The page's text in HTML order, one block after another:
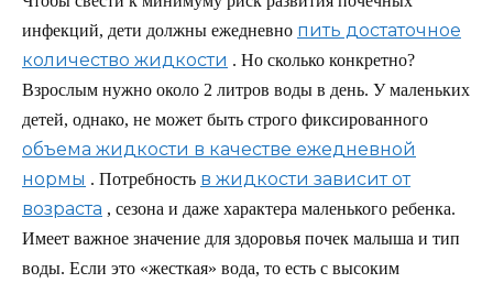
инфекций, дети должны ежедневно пить достаточное
количество жидкости . Но сколько конкретно?
Взрослым нужно около 2 литров воды в день. У маленьких
детей, однако, не может быть строго фиксированного
объема жидкости в качестве ежедневной
нормы . Потребность в жидкости зависит от
возраста , сезона и даже характера маленького ребенка.
Имеет важное значение для здоровья почек малыша и тип
воды. Если это «жесткая» вода, то есть с высоким